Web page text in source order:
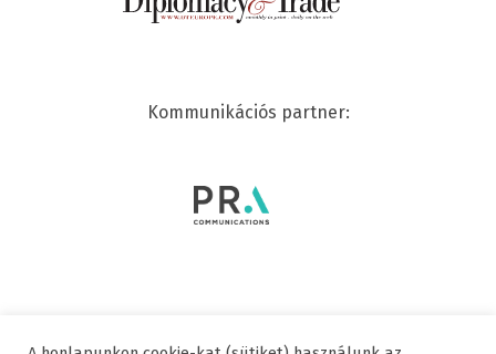
Kommunikációs partner: